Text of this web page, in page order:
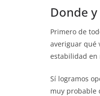
Donde
Primero de
averiguar qué
estabilidad en
Sí logramos
muy probable